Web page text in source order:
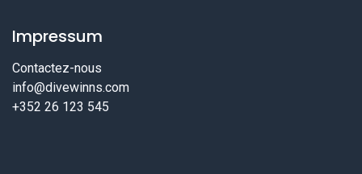
Impressum
Contactez-nous
info@divewinns.com
+352 26 123 545